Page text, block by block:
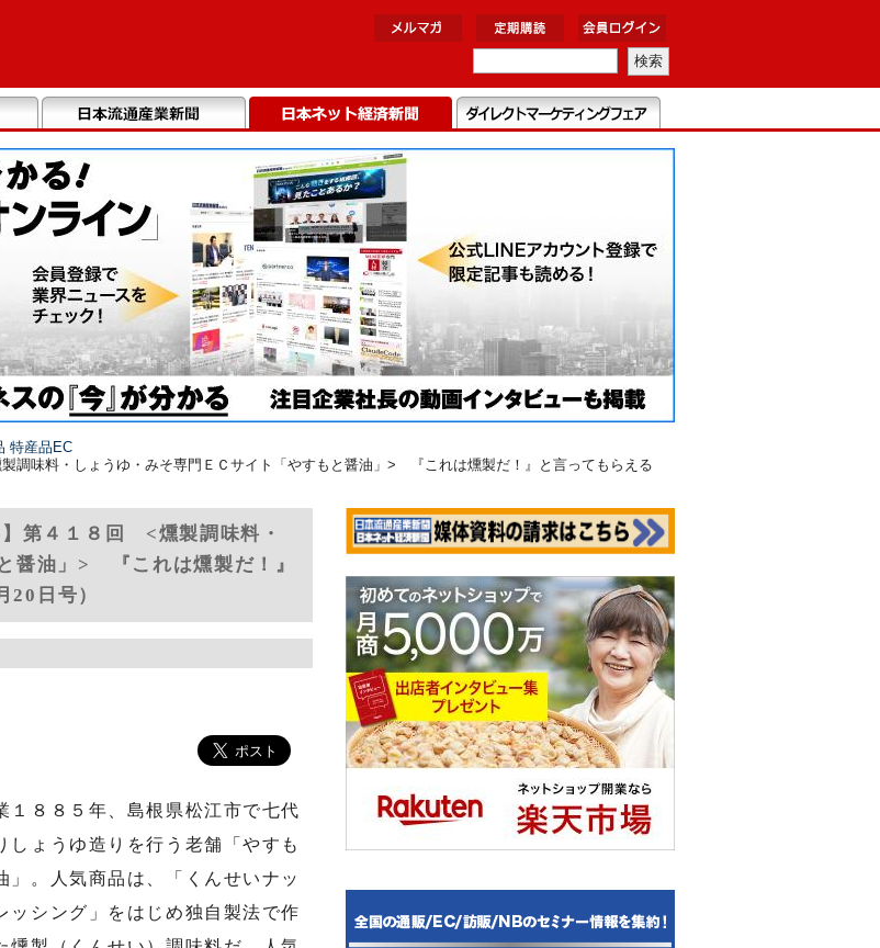
特産品EC
調味料・しょうゆ・みそ専門ＥＣサイト「やすもと醤油」> 『これは燻製だ！』と言ってもらえる
】第４１８回 <燻製調味料・
醤油」> 『これは燻製だ！』
20日号）
８８５年、島根県松江市で七代
しょうゆ造りを行う老舗「やすも
」。人気商品は、「くんせいナッ
ッシング」をはじめ独自製法で作